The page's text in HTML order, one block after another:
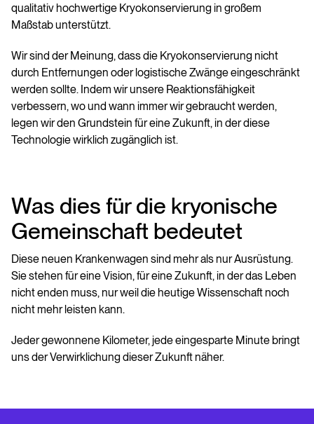
qualitativ hochwertige Kryokonservierung in großem
Maßstab unterstützt.
Wir sind der Meinung, dass die Kryokonservierung nicht
durch Entfernungen oder logistische Zwänge eingeschränkt
werden sollte. Indem wir unsere Reaktionsfähigkeit
verbessern, wo und wann immer wir gebraucht werden,
legen wir den Grundstein für eine Zukunft, in der diese
Technologie wirklich zugänglich ist.
Was dies für die kryonische
Gemeinschaft bedeutet
Diese neuen Krankenwagen sind mehr als nur Ausrüstung.
Sie stehen für eine Vision, für eine Zukunft, in der das Leben
nicht enden muss, nur weil die heutige Wissenschaft noch
nicht mehr leisten kann.
Jeder gewonnene Kilometer, jede eingesparte Minute bringt
uns der Verwirklichung dieser Zukunft näher.